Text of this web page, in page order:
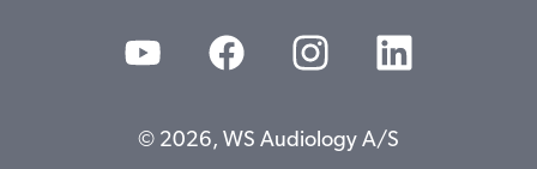
© 2026, WS Audiology A/S